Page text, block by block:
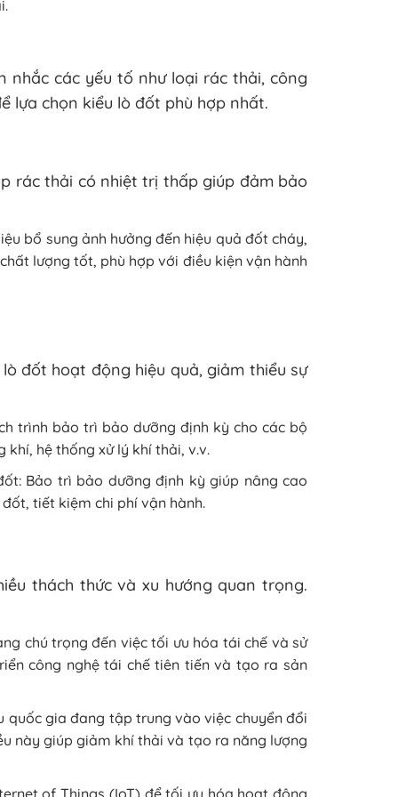
nhắc các yếu tố như loại rác thải, công
lựa chọn kiểu lò đốt phù hợp nhất.
rác thải có nhiệt trị thấp giúp đảm bảo
bổ sung ảnh hưởng đến hiệu quả đốt cháy,
lượng tốt, phù hợp với điều kiện vận hành
đốt hoạt động hiệu quả, giảm thiểu sự
trình bảo trì bảo dưỡng định kỳ cho các bộ
hệ thống xử lý khí thải, v.v.
Bảo trì bảo dưỡng định kỳ giúp nâng cao
tiết kiệm chi phí vận hành.
thách thức và xu hướng quan trọng.
chú trọng đến việc tối ưu hóa tái chế và sử
công nghệ tái chế tiên tiến và tạo ra sản
quốc gia đang tập trung vào việc chuyển đổi
này giúp giảm khí thải và tạo ra năng lượng
of Things (IoT) để tối ưu hóa hoạt động